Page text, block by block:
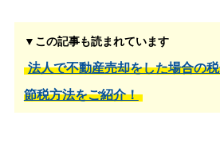
▼この記事も読まれています
法人で不動産売却をした場合の
節税方法をご紹介！